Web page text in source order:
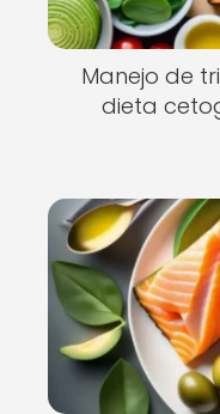
Manejo de
dieta